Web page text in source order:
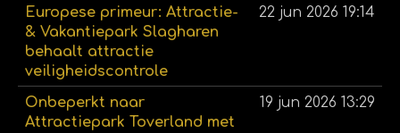
Europese primeur: Attractie-
& Vakantiepark Slagharen
behaalt attractie
veiligheidscontrole
22 jun 2026 19:14
Onbeperkt naar
Attractiepark Toverland met
19 jun 2026 13:29